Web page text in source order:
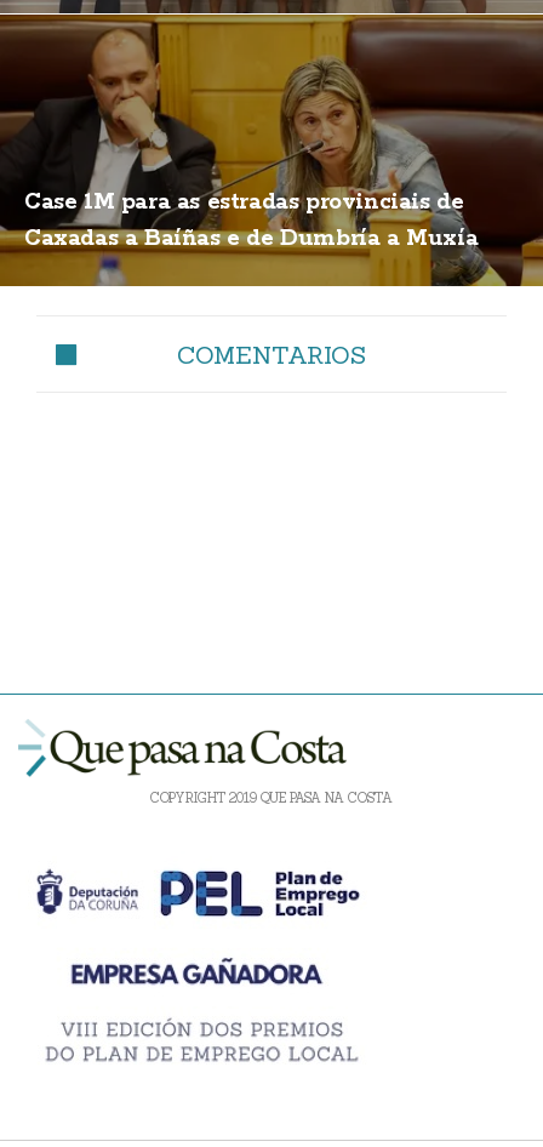
Case 1M para as estradas provinciais de
Caxadas a Baíñas e de Dumbría a Muxía
COMENTARIOS
COPYRIGHT 2019 QUE PASA NA COSTA